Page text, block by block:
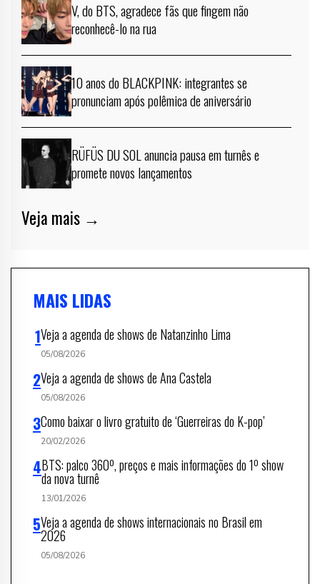
V, do BTS, agradece fãs que fingem não
reconhecê-lo na rua
10 anos do BLACKPINK: integrantes se
pronunciam após polêmica de aniversário
RÜFÜS DU SOL anuncia pausa em turnês e
promete novos lançamentos
Veja mais →
MAIS LIDAS
Veja a agenda de shows de Natanzinho Lima
05/08/2026
Veja a agenda de shows de Ana Castela
05/08/2026
Como baixar o livro gratuito de ‘Guerreiras do K-pop’
20/02/2026
BTS: palco 360º, preços e mais informações do 1º show
da nova turnê
13/01/2026
Veja a agenda de shows internacionais no Brasil em
2026
05/08/2026